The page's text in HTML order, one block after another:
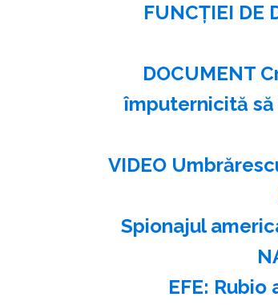
FUNCŢIEI DE
DOCUMENT
împuternicită
VIDEO
Spionajul
EFE: